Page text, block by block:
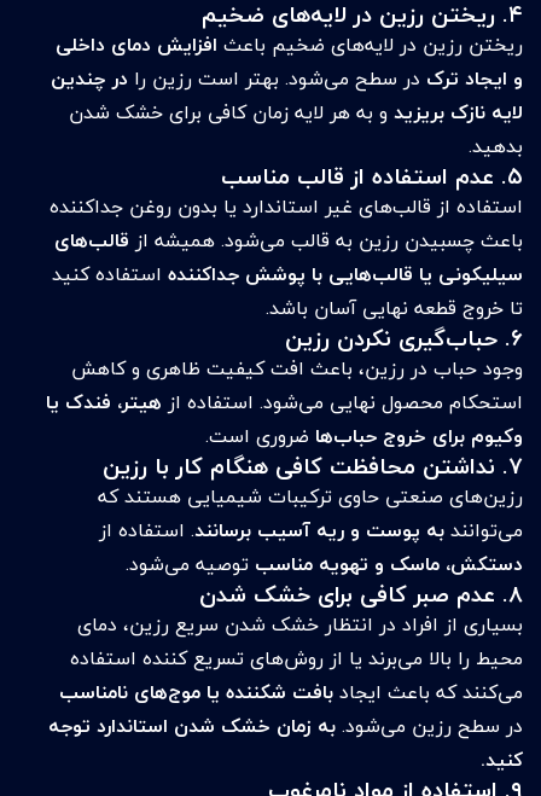
۴. ریختن رزین در لایه‌های ضخیم
ریختن رزین در لایه‌های ضخیم باعث افزایش دمای داخلی
و ایجاد ترک در سطح می‌شود. بهتر است رزین را در چندین
لایه نازک بریزید و به هر لایه زمان کافی برای خشک شدن
بدهید.
۵. عدم استفاده از قالب مناسب
استفاده از قالب‌های غیر استاندارد یا بدون روغن جداکننده
باعث چسبیدن رزین به قالب می‌شود. همیشه از قالب‌های
سیلیکونی یا قالب‌هایی با پوشش جداکننده استفاده کنید
تا خروج قطعه نهایی آسان باشد.
۶. حباب‌گیری نکردن رزین
وجود حباب در رزین، باعث افت کیفیت ظاهری و کاهش
استحکام محصول نهایی می‌شود. استفاده از هیتر، فندک یا
وکیوم برای خروج حباب‌ها ضروری است.
۷. نداشتن محافظت کافی هنگام کار با رزین
رزین‌های صنعتی حاوی ترکیبات شیمیایی هستند که
می‌توانندبه پوست و ریه آسیب برسانند. استفاده از
دستکش، ماسک و تهویه مناسب توصیه می‌شود.
۸. عدم صبر کافی برای خشک شدن
بسیاری از افراد در انتظار خشک شدن سریع رزین، دمای
محیط را بالا می‌برند یا از روش‌های تسریع کننده استفاده
می‌کنند که باعث ایجادبافت شکننده یا موج‌های نامناسب
در سطح رزین می‌شود.به زمان خشک شدن استاندارد توجه
کنید.